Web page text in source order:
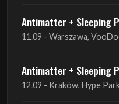
Antimatter + Sleeping
12.09 - Kraków, Hype Park
Amelia Tokarska - Celtic
19.09 - Brześć Kujawski,